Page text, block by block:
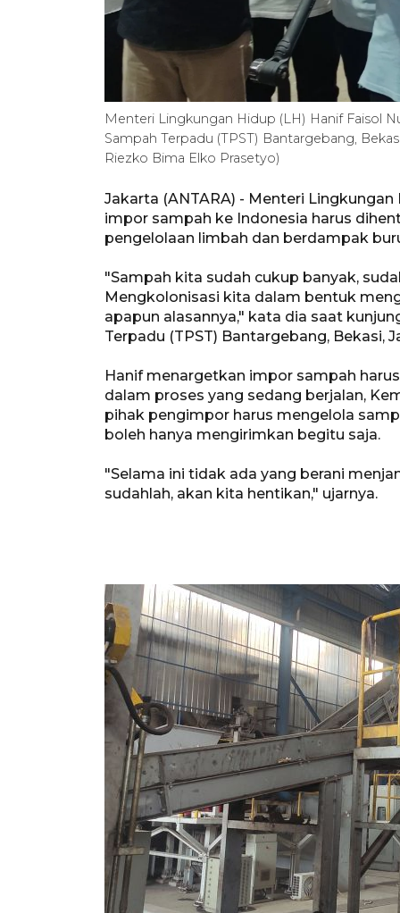
Menteri Lingkungan Hidup (LH) Hanif Faisol
Sampah Terpadu (TPST) Bantargebang,
Riezko Bima Elko Prasetyo)
Jakarta (ANTARA) - Menteri
impor sampah ke Indonesia harus
pengelolaan limbah dan berdampak
"Sampah kita sudah cukup banyak,
Mengkolonisasi kita dalam bentuk
apapun alasannya," kata dia saat
Terpadu (TPST) Bantargebang, Bekasi,
Hanif menargetkan impor sampah
dalam proses yang sedang berjalan,
pihak pengimpor harus mengelola
boleh hanya mengirimkan begitu saja.
"Selama ini tidak ada yang berani
sudahlah, akan kita hentikan," ujarnya.